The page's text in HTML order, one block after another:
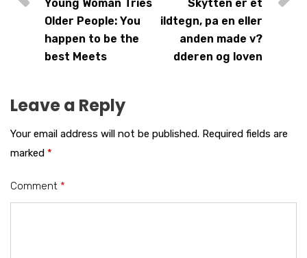
Young Woman Tries
Older People: You
happen to be the
best Meets
Skytten er et
ildtegn, pa en eller
anden made v?
dderen og loven
Leave a Reply
Your email address will not be published. Required fields are
marked *
Comment *